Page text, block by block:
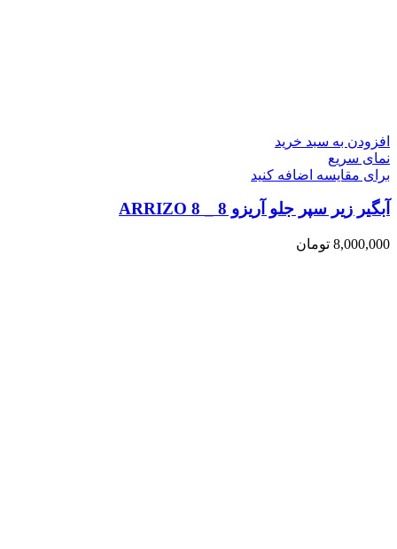
افزودن به سبد خرید
نمای سریع
برای مقایسه اضافه کنید
آبگیر زیر سپر جلو آریزو 8 _ ARRIZO 8
8,000,000 تومان